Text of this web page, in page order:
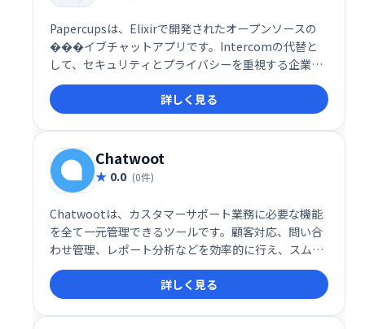
Papercupsは、Elixirで開発されたオープンソースの
���イブチャットアプリです。Intercomの代替と
して、セキュリティとプライバシーを重視する企業に
自己ホスト型ソリューションを提供します。ソースコ
ードへのアクセスが可能で、カスタマイズ性に優れて
います。
詳しく見る
Chatwoot
0.0 (0件)
Chatwootは、カスタマーサポート業務に必要な機能
を全て一元管理できるツールです。顧客対応、問い合
わせ管理、レポート分析などを効率的に行え、スムー
ズな顧客コミュニケーションを実現します。導入コス
トを抑え、生産性向上に貢献します。
詳しく見る